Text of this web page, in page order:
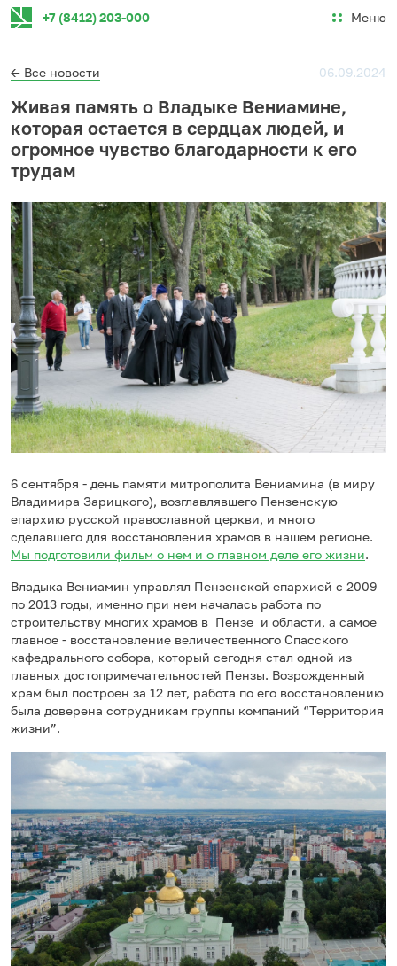
+7 (8412) 203-000 Меню
← Все новости 06.09.2024
Живая память о Владыке Вениамине,
которая остается в сердцах людей, и
огромное чувство благодарности к его
трудам
6 сентября - день памяти митрополита Вениамина (в миру
Владимира Зарицкого), возглавлявшего Пензенскую
епархию русской православной церкви, и много
сделавшего для восстановления храмов в нашем регионе.
Мы подготовили фильм о нем и о главном деле его жизни.
Владыка Вениамин управлял Пензенской епархией с 2009
по 2013 годы, именно при нем началась работа по
строительству многих храмов в Пензе и области, а самое
главное - восстановление величественного Спасского
кафедрального собора, который сегодня стал одной из
главных достопримечательностей Пензы. Возрожденный
храм был построен за 12 лет, работа по его восстановлению
была доверена сотрудникам группы компаний “Территория
жизни”.